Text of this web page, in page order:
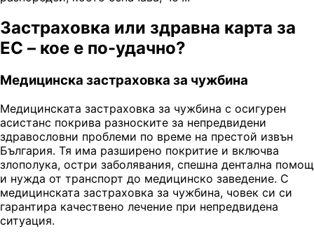
Застраховка или здравна карта за
ЕС – кое е по-удачно?
Медицинска застраховка за чужбина
Медицинската застраховка за чужбина с осигурен
асистанс покрива разноските за непредвидени
здравословни проблеми по време на престой извън
България. Тя има разширено покритие и включва
злополука, остри заболявания, спешна дентална помощ
и нужда от транспорт до медицинско заведение. С
медицинската застраховка за чужбина, човек си си
гарантира качествено лечение при непредвидена
ситуация.